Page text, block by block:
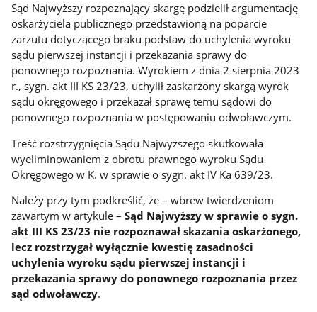
Sąd Najwyższy rozpoznający skargę podzielił argumentację
oskarżyciela publicznego przedstawioną na poparcie
zarzutu dotyczącego braku podstaw do uchylenia wyroku
sądu pierwszej instancji i przekazania sprawy do
ponownego rozpoznania. Wyrokiem z dnia 2 sierpnia 2023
r., sygn. akt III KS 23/23, uchylił zaskarżony skargą wyrok
sądu okręgowego i przekazał sprawę temu sądowi do
ponownego rozpoznania w postępowaniu odwoławczym.
Treść rozstrzygnięcia Sądu Najwyższego skutkowała
wyeliminowaniem z obrotu prawnego wyroku Sądu
Okręgowego w K. w sprawie o sygn. akt IV Ka 639/23.
Należy przy tym podkreślić, że – wbrew twierdzeniom
zawartym w artykule –Sąd Najwyższy w sprawie o sygn.
akt III KS 23/23 nie rozpoznawał skazania oskarżonego,
lecz rozstrzygał wyłącznie kwestię zasadności
uchylenia wyroku sądu pierwszej instancji i
przekazania sprawy do ponownego rozpoznania przez
sąd odwoławczy.